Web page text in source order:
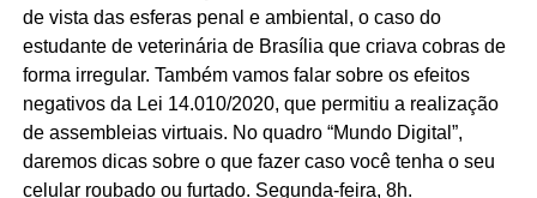
de vista das esferas penal e ambiental, o caso do
estudante de veterinária de Brasília que criava cobras de
forma irregular. Também vamos falar sobre os efeitos
negativos da Lei 14.010/2020, que permitiu a realização
de assembleias virtuais. No quadro “Mundo Digital”,
daremos dicas sobre o que fazer caso você tenha o seu
celular roubado ou furtado. Segunda-feira, 8h.